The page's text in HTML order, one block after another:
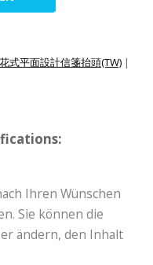
花式平面設計信箋抬頭(TW) |
Ihren Wünschen
Sie können die
ändern, den Inhalt